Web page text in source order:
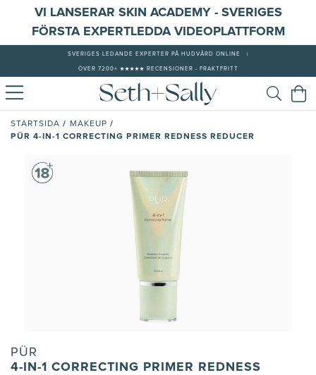
VI LANSERAR SKIN ACADEMY - SVERIGES
FÖRSTA EXPERTLEDDA VIDEOPLATTFORM
SVERIGES LEDANDE EXPERTER PÅ HUDVÅRD ONLINE
ÖVER 7200+ ★★★★★ RECENSIONER - FRAKTFRITT
STARTSIDA / MAKEUP /
PÜR 4-IN-1 CORRECTING PRIMER REDNESS REDUCER
PÜR
4-IN-1 CORRECTING PRIMER REDNESS